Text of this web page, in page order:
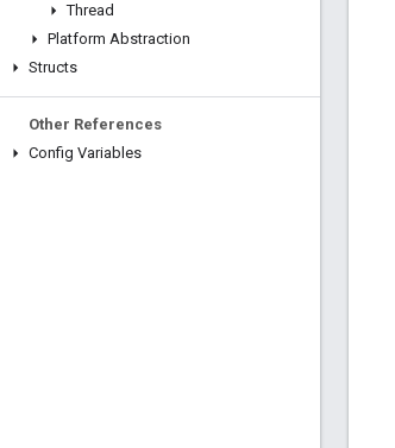
Thread
Platform Abstraction
Structs
Other References
Config Variables